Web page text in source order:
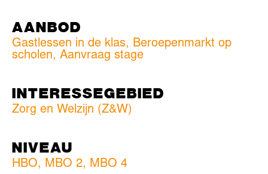
AANBOD
Gastlessen in de klas, Beroepenmarkt op
scholen, Aanvraag stage
INTERESSEGEBIED
Zorg en Welzijn (Z&W)
NIVEAU
HBO, MBO 2, MBO 4